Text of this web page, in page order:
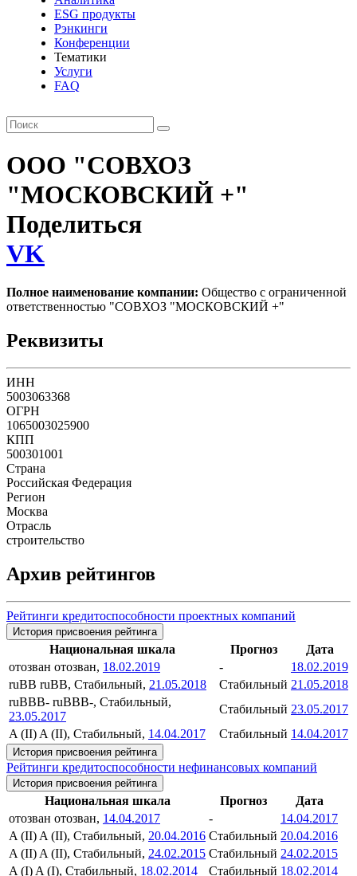
ESG продукты
Рэнкинги
Конференции
Тематики
Услуги
FAQ
ООО "СОВХОЗ
"МОСКОВСКИЙ +"
Поделиться
VK
Полное наименование компании: Общество с ограниченной
ответственностью "СОВХОЗ "МОСКОВСКИЙ +"
Реквизиты
ИНН
5003063368
ОГРН
1065003025900
КПП
500301001
Страна
Российская Федерация
Регион
Москва
Отрасль
строительство
Архив рейтингов
Рейтинги кредитоспособности проектных компаний
История присвоения рейтинга
Национальная шкала Прогноз
Дата
отозван отозван, 18.02.2019 -
18.02.2019
ruBB ruBB, Стабильный, 21.05.2018 Стабильный 21.05.2018
ruBBB- ruBBB-, Стабильный,
23.05.2017
Стабильный 23.05.2017
A (II) A (II), Стабильный, 14.04.2017 Стабильный 14.04.2017
История присвоения рейтинга
Рейтинги кредитоспособности нефинансовых компаний
История присвоения рейтинга
Национальная шкала Прогноз
Дата
отозван отозван, 14.04.2017 -
14.04.2017
A (II) A (II), Стабильный, 20.04.2016 Стабильный 20.04.2016
A (II) A (II), Стабильный, 24.02.2015 Стабильный 24.02.2015
A (I) A (I), Стабильный, 18.02.2014 Стабильный 18.02.2014